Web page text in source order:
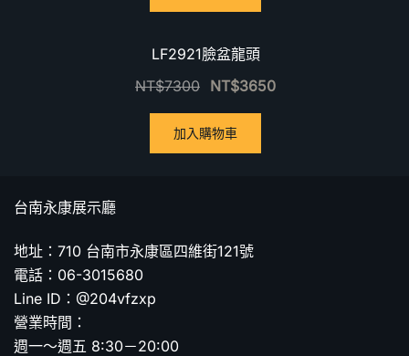
LF2921臉盆龍頭
NT$7300 NT$3650
加入購物車
台南永康展示廳
地址：710 台南市永康區四維街121號
電話：06-3015680
Line ID：@204vfzxp
營業時間：
週一～週五 8:30－20:00